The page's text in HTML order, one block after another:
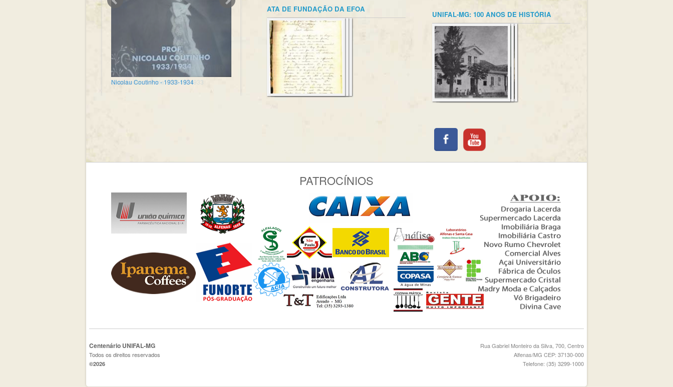
Nicolau Coutinho - 1933-1934
ATA DE FUNDAÇÃO DA EFOA
UNIFAL-MG: 100 ANOS DE HISTÓRIA
PATROCÍNIOS
Centenário UNIFAL-MG
Todos os direitos reservados
©2026
Rua Gabriel Monteiro da Silva, 700, Centro
Alfenas/MG CEP: 37130-000
Telefone: (35) 3299-1000